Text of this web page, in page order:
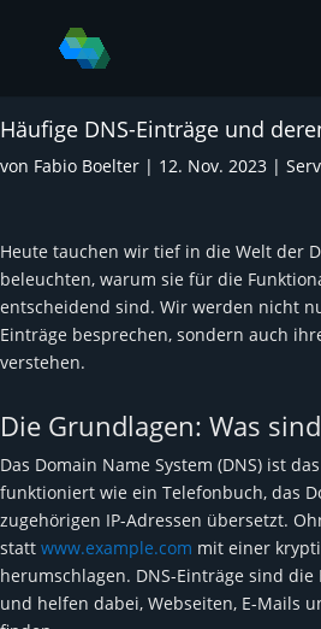
Häufige DNS-Einträge und
von Fabio Boelter | 12. Nov. 2023 |
Heute tauchen wir tief in die Welt der
beleuchten, warum sie für die
entscheidend sind. Wir werden nicht
Einträge besprechen, sondern auch
verstehen.
Die Grundlagen: Was
Das Domain Name System (DNS) ist
funktioniert wie ein Telefonbuch, das
zugehörigen IP-Adressen übersetzt.
statt www.example.com mit einer
herumschlagen. DNS-Einträge sind die
und helfen dabei, Webseiten, E-Mails